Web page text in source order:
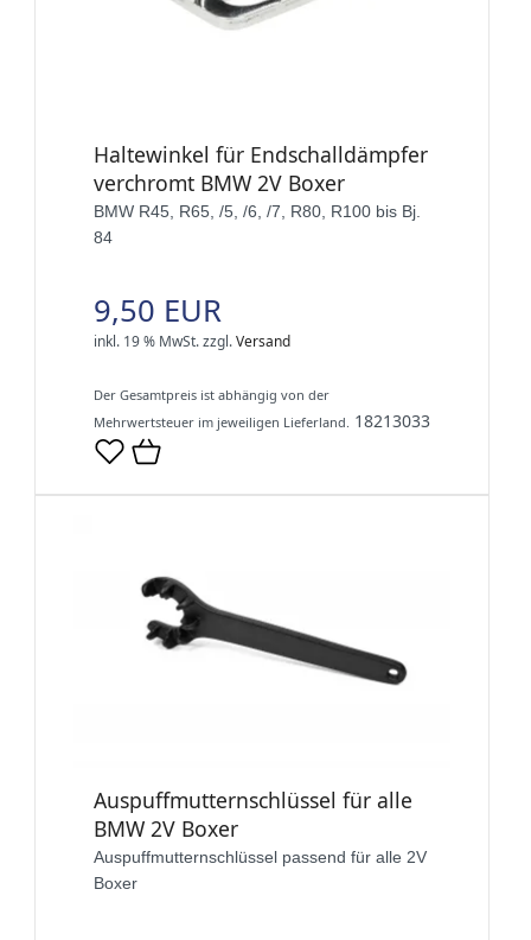
Haltewinkel für Endschalldämpfer
verchromt BMW 2V Boxer
BMW R45, R65, /5, /6, /7, R80, R100 bis Bj.
84
9,50 EUR
inkl. 19 % MwSt.zzgl.Versand
Der Gesamtpreis ist abhängig von der
Mehrwertsteuer im jeweiligen Lieferland. 18213033
Auspuffmutternschlüssel für alle
BMW 2V Boxer
Auspuffmutternschlüssel passend für alle 2V
Boxer